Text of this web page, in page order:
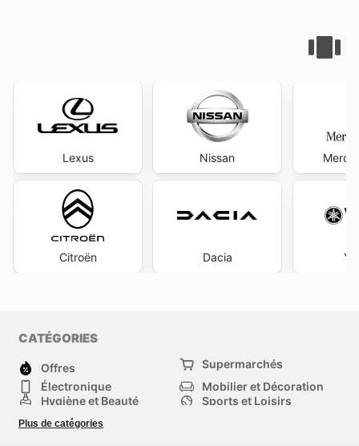
Lexus
Citroën
Nissan
Dacia
CATÉGORIES
Offres
Supermarchés
Électronique
Mobilier et Décoration
Hygiène et Beauté
Sports et Loisirs
Mode
Animalerie
Plus de catégories